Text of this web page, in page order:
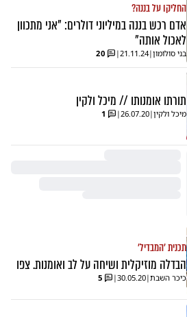
החליקו על בננה?
אדם רכש בננה במיליוני דולרים: "אני מתכוון
לאכול אותה"
בני סולומון|
21.11.24
|
20
תורתו אומנותו // מיכל ולקין
מיכל ולקין|
26.07.20
|
1
תכנית 'המבדיל'
הבדלה מוזיקלית ושיחה על לב ואומנות. צפו
כיכר השבת|
30.05.20
|
5